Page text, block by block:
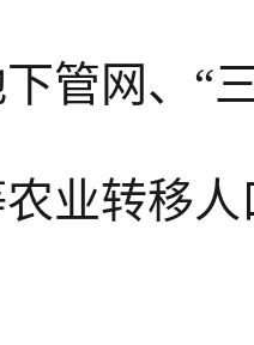
管网、“
业转移